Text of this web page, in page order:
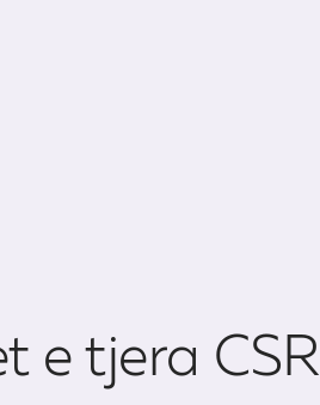
e tjera CSR